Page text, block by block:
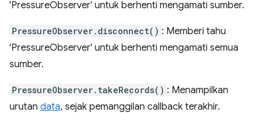
'PressureObserver' untuk berhenti mengamati sumber.
PressureObserver.disconnect() : Memberi tahu
'PressureObserver' untuk berhenti mengamati semua
sumber.
PressureObserver.takeRecords() : Menampilkan
urutan data, sejak pemanggilan callback terakhir.